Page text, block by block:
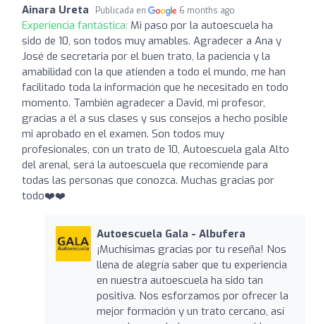
Ainara Ureta Publicada en 6 months ago
Experiencia fantástica: Mi paso por la autoescuela ha
sido de 10, son todos muy amables. Agradecer a Ana y
José de secretaria por el buen trato, la paciencia y la
amabilidad con la que atienden a todo el mundo, me han
facilitado toda la información que he necesitado en todo
momento. También agradecer a David, mi profesor,
gracias a él a sus clases y sus consejos a hecho posible
mi aprobado en el examen. Son todos muy
profesionales, con un trato de 10, Autoescuela gala Alto
del arenal, será la autoescuela que recomiende para
todas las personas que conozca. Muchas gracias por
todo❤️❤️
Autoescuela Gala - Albufera
¡Muchísimas gracias por tu reseña! Nos
llena de alegría saber que tu experiencia
en nuestra autoescuela ha sido tan
positiva. Nos esforzamos por ofrecer la
mejor formación y un trato cercano, así